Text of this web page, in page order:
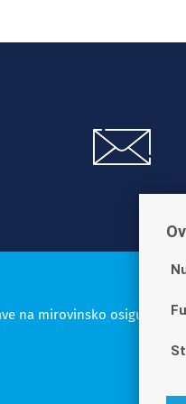
na mirovinsko osiguranje